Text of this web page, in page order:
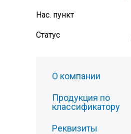
Нас. пункт
Статус
О компании
Продукция по
классификатору
Реквизиты